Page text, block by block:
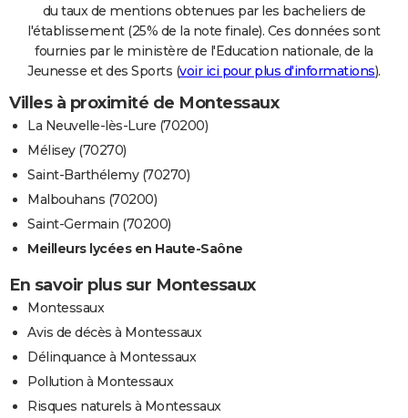
du taux de mentions obtenues par les bacheliers de
l'établissement (25% de la note finale). Ces données sont
fournies par le ministère de l'Education nationale, de la
Jeunesse et des Sports (voir ici pour plus d'informations).
Villes à proximité de Montessaux
La Neuvelle-lès-Lure (70200)
Mélisey (70270)
Saint-Barthélemy (70270)
Malbouhans (70200)
Saint-Germain (70200)
Meilleurs lycées en Haute-Saône
En savoir plus sur Montessaux
Montessaux
Avis de décès à Montessaux
Délinquance à Montessaux
Pollution à Montessaux
Risques naturels à Montessaux